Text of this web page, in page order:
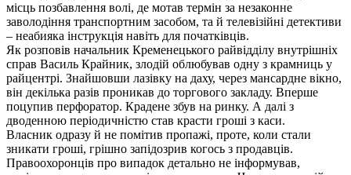
місць позбавлення волі, де мотав термін за незаконне
заволодіння транспортним засобом, та й телевізійні детективи
– неабияка інструкція навіть для початківців.
Як розповів начальник Кременецького райвідділу внутрішніх
справ Василь Крайник, злодій облюбував одну з крамниць у
райцентрі. Знайшовши лазівку на даху, через мансардне вікно,
він декілька разів проникав до торгового закладу. Вперше
поцупив перфоратор. Крадене збув на ринку. А далі з
дводенною періодичністю став красти гроші з каси.
Власник одразу й не помітив пропажі, проте, коли стали
зникати гроші, грішно запідозрив когось з продавців.
Правоохоронців про випадок детально не інформував,